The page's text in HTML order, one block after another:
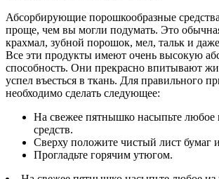
Абсорбирующие порошкообразные
проще, чем вы могли подумать. Это
крахмал, зубной порошок, мел, тальк и
Все эти продукты имеют очень высокую
способность. Они прекрасно впитывают
успел въесться в ткань. Для правильного
необходимо сделать следующее:
На свежее пятнышко насыпьте любое
средств.
Сверху положите чистый лист бумаг
Прогладьте горячим утюгом.